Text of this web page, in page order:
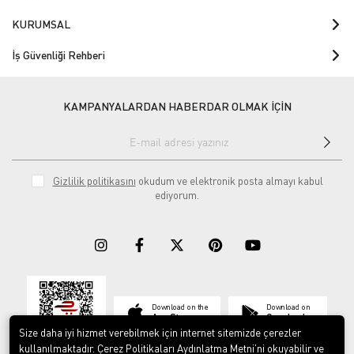
KURUMSAL
İş Güvenliği Rehberi
KAMPANYALARDAN HABERDAR OLMAK İÇİN
Gizlilik politikasını okudum ve elektronik posta almayı kabul
ediyorum.
Download on the
App Store
Download on
Google play
Size daha iyi hizmet verebilmek için internet sitemizde çerezler
kullanılmaktadır. Çerez Politikaları Aydınlatma Metni’ni okuyabilir ve